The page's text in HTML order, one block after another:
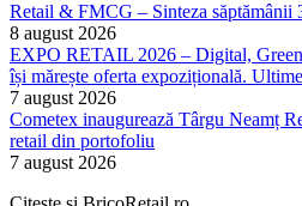
Retail & FMCG – Sinteza săptămânii
8 august 2026
EXPO RETAIL 2026 – Digital,
își mărește oferta expozițională.
7 august 2026
Cometex inaugurează Târgu Neamț
retail din portofoliu
7 august 2026